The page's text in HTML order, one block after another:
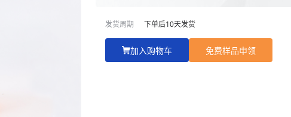
:60g
发货周期 下单后10天发货
加入购物车 免费样品申领